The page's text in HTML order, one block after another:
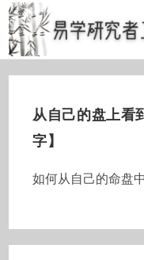
Skip
to
content
从自己的盘上看
字】
如何从自己的命盘